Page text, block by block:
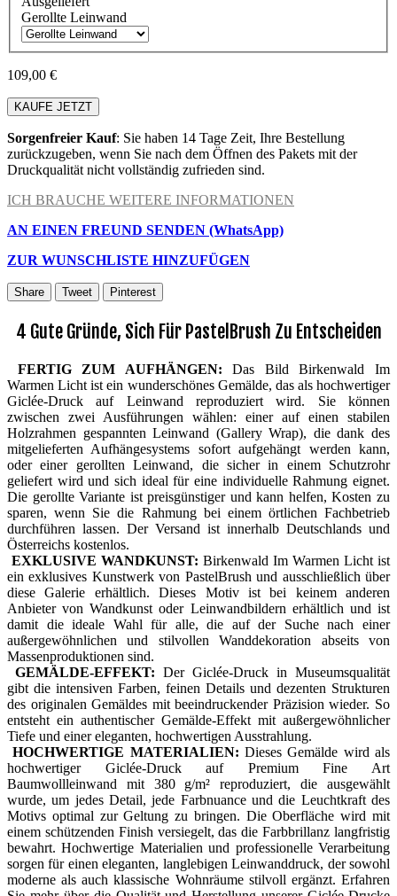
Gerollte Leinwand
109,00 €
KAUFE JETZT
Sorgenfreier Kauf: Sie haben 14 Tage Zeit, Ihre Bestellung
zurückzugeben, wenn Sie nach dem Öffnen des Pakets mit der
Druckqualität nicht vollständig zufrieden sind.
ICH BRAUCHE WEITERE INFORMATIONEN
AN EINEN FREUND SENDEN (WhatsApp)
ZUR WUNSCHLISTE HINZUFÜGEN
Share Tweet Pinterest
4 Gute Gründe, Sich Für PastelBrush Zu Entscheiden
FERTIG ZUM AUFHÄNGEN:Das Bild Birkenwald Im
Warmen Licht ist ein wunderschönes Gemälde, das als hochwertiger
Giclée-Druck auf Leinwand reproduziert wird. Sie können
zwischen zwei Ausführungen wählen: einer auf einen stabilen
Holzrahmen gespannten Leinwand (Gallery Wrap), die dank des
mitgelieferten Aufhängesystems sofort aufgehängt werden kann,
oder einer gerollten Leinwand, die sicher in einem Schutzrohr
geliefert wird und sich ideal für eine individuelle Rahmung eignet.
Die gerollte Variante ist preisgünstiger und kann helfen, Kosten zu
sparen, wenn Sie die Rahmung bei einem örtlichen Fachbetrieb
durchführen lassen. Der Versand ist innerhalb Deutschlands und
Österreichs kostenlos.
EXKLUSIVE WANDKUNST: Birkenwald Im Warmen Licht ist
ein exklusives Kunstwerk von PastelBrush und ausschließlich über
diese Galerie erhältlich. Dieses Motiv ist bei keinem anderen
Anbieter von Wandkunst oder Leinwandbildern erhältlich und ist
damit die ideale Wahl für alle, die auf der Suche nach einer
außergewöhnlichen und stilvollen Wanddekoration abseits von
Massenproduktionen sind.
GEMÄLDE-EFFEKT: Der Giclée-Druck in Museumsqualität
gibt die intensiven Farben, feinen Details und dezenten Strukturen
des originalen Gemäldes mit beeindruckender Präzision wieder. So
entsteht ein authentischer Gemälde-Effekt mit außergewöhnlicher
Tiefe und einer eleganten, hochwertigen Ausstrahlung.
HOCHWERTIGE MATERIALIEN: Dieses Gemälde wird als
hochwertiger Giclée-Druck auf Premium Fine Art
Baumwollleinwand mit 380 g/m² reproduziert, die ausgewählt
wurde, um jedes Detail, jede Farbnuance und die Leuchtkraft des
Motivs optimal zur Geltung zu bringen. Die Oberfläche wird mit
einem schützenden Finish versiegelt, das die Farbbrillanz langfristig
bewahrt. Hochwertige Materialien und professionelle Verarbeitung
sorgen für einen eleganten, langlebigen Leinwanddruck, der sowohl
moderne als auch klassische Wohnräume stilvoll ergänzt. Erfahren